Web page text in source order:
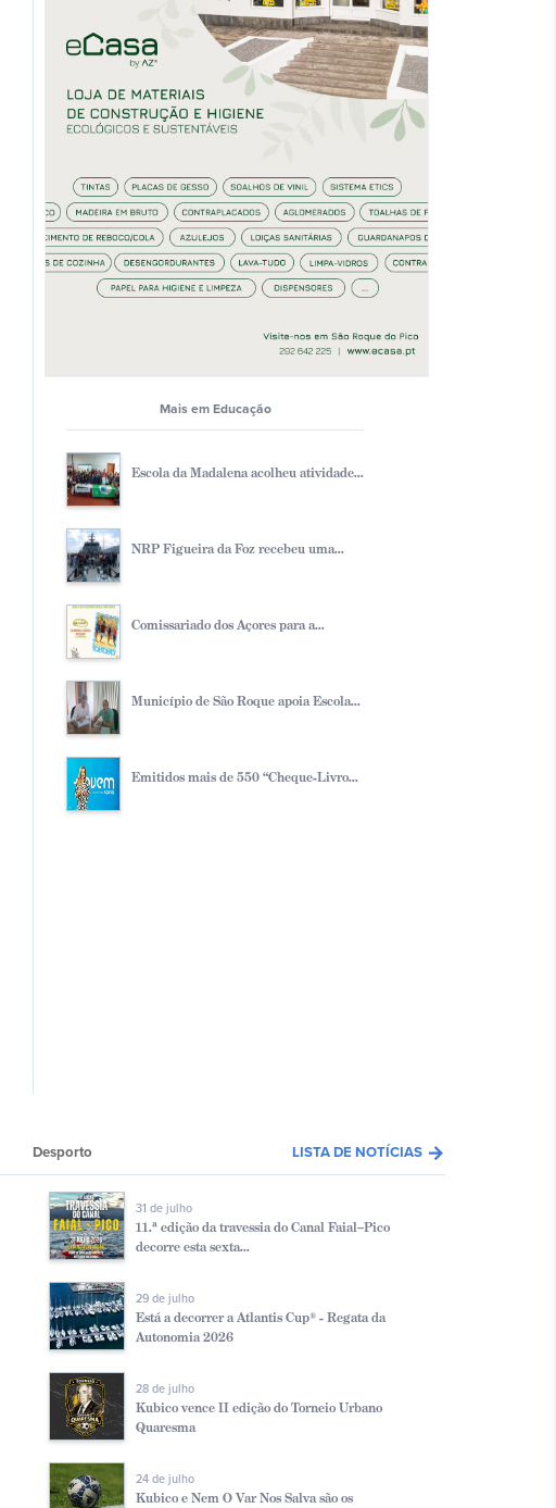
Mais em Educação
Escola da Madalena acolheu atividade...
NRP Figueira da Foz recebeu uma...
Comissariado dos Açores para a...
Município de São Roque apoia Escola...
Emitidos mais de 550 “Cheque-Livro...
Desporto LISTA DE NOTÍCIAS arrow_forward
31 de julho
11.ª edição da travessia do Canal Faial–Pico
decorre esta sexta...
29 de julho
Está a decorrer a Atlantis Cup® - Regata da
Autonomia 2026
28 de julho
Kubico vence II edição do Torneio Urbano
Quaresma
24 de julho
Kubico e Nem O Var Nos Salva são os